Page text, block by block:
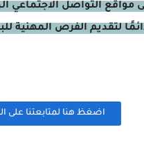
مواقع التواصل الاجتماعي
لتقديم الفرص المهنية
اضغظ هنا لمتابعتنا على